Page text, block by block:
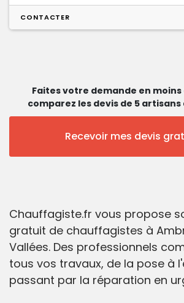
CONTACTER
Faites votre demande en moins
comparez les devis de 5 artisans
Recevoir mes devis
Chauffagiste.fr vous propose
gratuit de chauffagistes à
Vallées. Des professionnels
tous vos travaux, de la pose à
passant par la réparation en